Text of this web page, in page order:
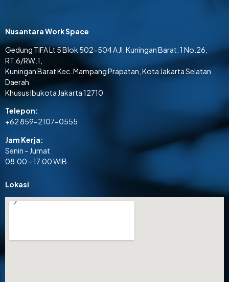
Nusantara Work Space
Gedung TIFA Lt 5 Blok 502-504 A Jl. Kuningan Barat. 1 No.26,
RT.6/RW.1,
Kuningan Barat Kec. Mampang Prapatan, Kota Jakarta Selatan
Daerah
Khusus Ibukota Jakarta 12710
Telepon:
+62 859-2107-0555
Jam Kerja:
Senin – Jumat
08.00 – 17.00 WIB
Lokasi